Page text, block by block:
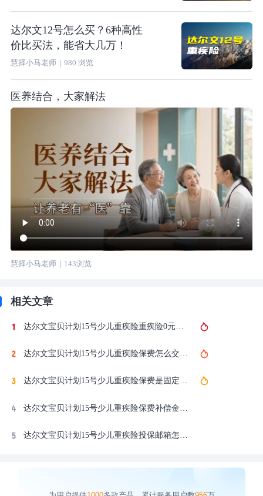
达尔文12号怎么买？6种高性
价比买法，能省大几万！
慧择小马老师｜ 980 浏览
医养结合，大家解法
慧择小马老师｜ 143浏览
相关文章
达尔文宝贝计划15号少儿重疾险重疾险0元购是什么？豁免和保费补偿金详解
达尔文宝贝计划15号少儿重疾险保费怎么交？交费方式、年限和频率全解析
达尔文宝贝计划15号少儿重疾险保费是固定的吗？会不会涨价？
达尔文宝贝计划15号少儿重疾险投保邮箱怎么填？QQ邮箱和运营商邮箱注册教程